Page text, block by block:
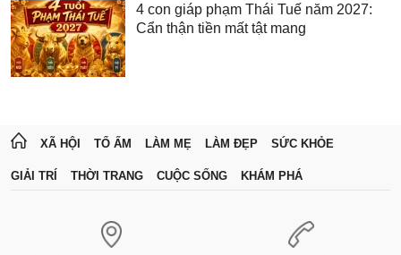
4 con giáp phạm Thái Tuế năm 2027:
Cẩn thận tiền mất tật mang
XÃ HỘI TỔ ẤM LÀM MẸ LÀM ĐẸP SỨC KHỎE
GIẢI TRÍ THỜI TRANG CUỘC SỐNG KHÁM PHÁ